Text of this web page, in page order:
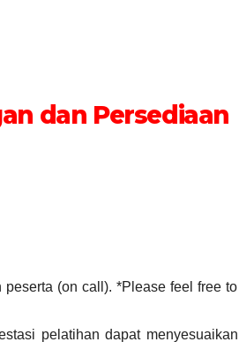
dan Persediaan
(on call). *Please feel free to
pelatihan dapat menyesuaikan